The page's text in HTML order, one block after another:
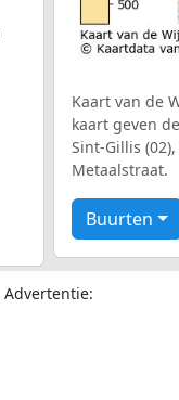
Kaart van de
kaart geven
Sint-Gillis
Metaalstraat.
Buurten
Advertentie: